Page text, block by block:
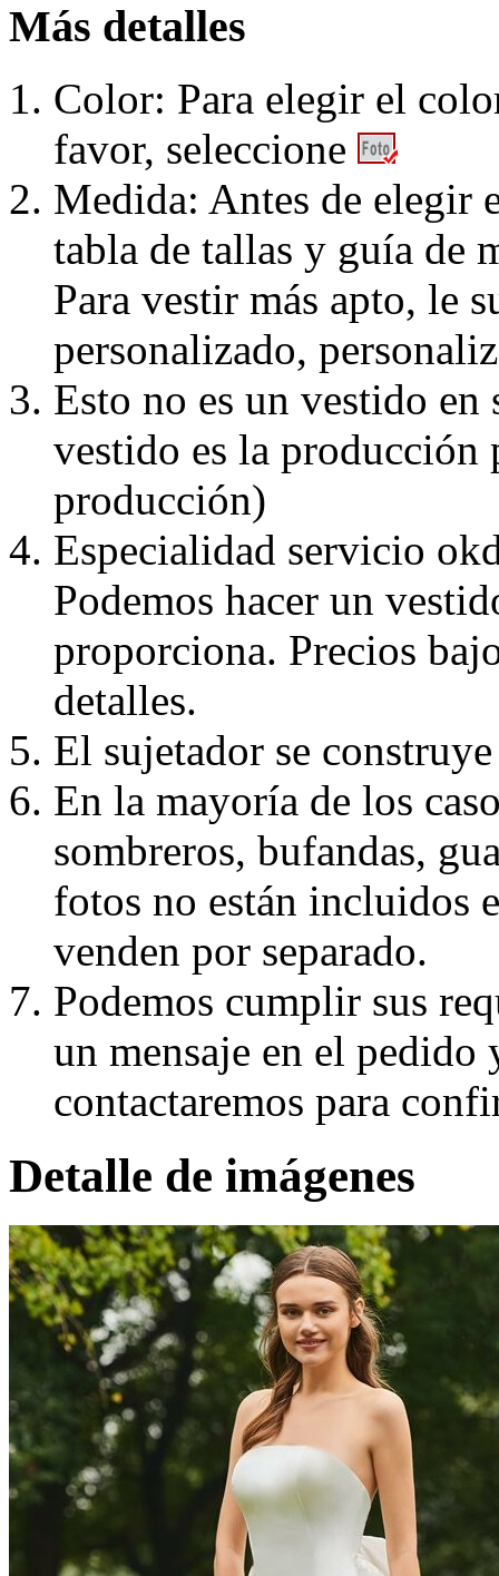
Más detalles
Color: Para elegir el
favor, seleccione
Medida: Antes de elegir
tabla de tallas y guía de
Para vestir más apto, le
personalizado,
Esto no es un vestido
vestido es la producción
producción)
Especialidad servicio
Podemos hacer un
proporciona. Precios
detalles.
El sujetador se
En la mayoría de los
sombreros, bufandas,
fotos no están incluidos
venden por separado.
Podemos cumplir sus
un mensaje en el pedido
contactaremos para
Detalle de imágenes